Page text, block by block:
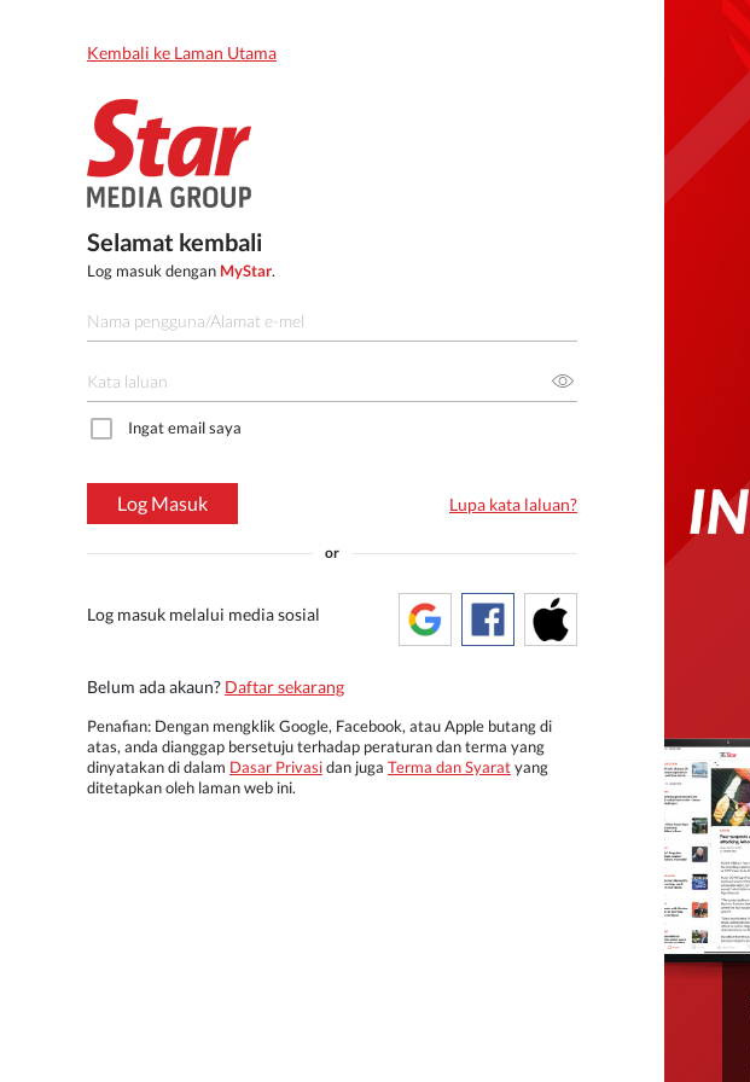
Kembali ke Laman Utama
Selamat kembali
Log masuk dengan MyStar.
Ingat email saya
Log Masuk Lupa kata laluan?
or
Log masuk melalui media sosial
Belum ada akaun? Daftar sekarang
Penafian: Dengan mengklik Google, Facebook, atau Apple butang di
atas, anda dianggap bersetuju terhadap peraturan dan terma yang
dinyatakan di dalam Dasar Privasidan juga Terma dan Syaratyang
ditetapkan oleh laman web ini.